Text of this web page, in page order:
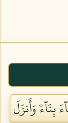
وَأَنزَلَ